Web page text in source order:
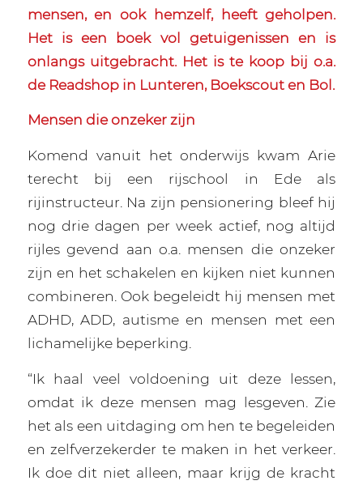
mensen, en ook hemzelf, heeft geholpen.
Het is een boek vol getuigenissen en is
onlangs uitgebracht. Het is te koop bij o.a.
de Readshop in Lunteren, Boekscout en Bol.
Mensen die onzeker zijn
Komend vanuit het onderwijs kwam Arie
terecht bij een rijschool in Ede als
rijinstructeur. Na zijn pensionering bleef hij
nog drie dagen per week actief, nog altijd
rijles gevend aan o.a. mensen die onzeker
zijn en het schakelen en kijken niet kunnen
combineren. Ook begeleidt hij mensen met
ADHD, ADD, autisme en mensen met een
lichamelijke beperking.
“Ik haal veel voldoening uit deze lessen,
omdat ik deze mensen mag lesgeven. Zie
het als een uitdaging om hen te begeleiden
en zelfverzekerder te maken in het verkeer.
Ik doe dit niet alleen, maar krijg de kracht